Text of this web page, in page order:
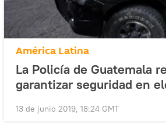
América Latina
La Policía de Guatemala
garantizar seguridad en
13 de junio 2019, 18:24 GMT